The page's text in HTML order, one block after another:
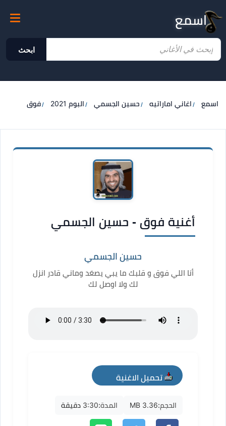
اسمع
ابحث
اسمع اغاني اماراتيه حسين الجسمي البوم 2021 فوق
أغنية فوق - حسين الجسمي
حسين الجسمي
أنا اللي فوق و قلبك ما يبي يصعَد وماني قادر انزل
لك ولا اوصل لك
تحميل الاغنية
mp3
الحجم:3.36 MB المدة:3:30 دقيقة